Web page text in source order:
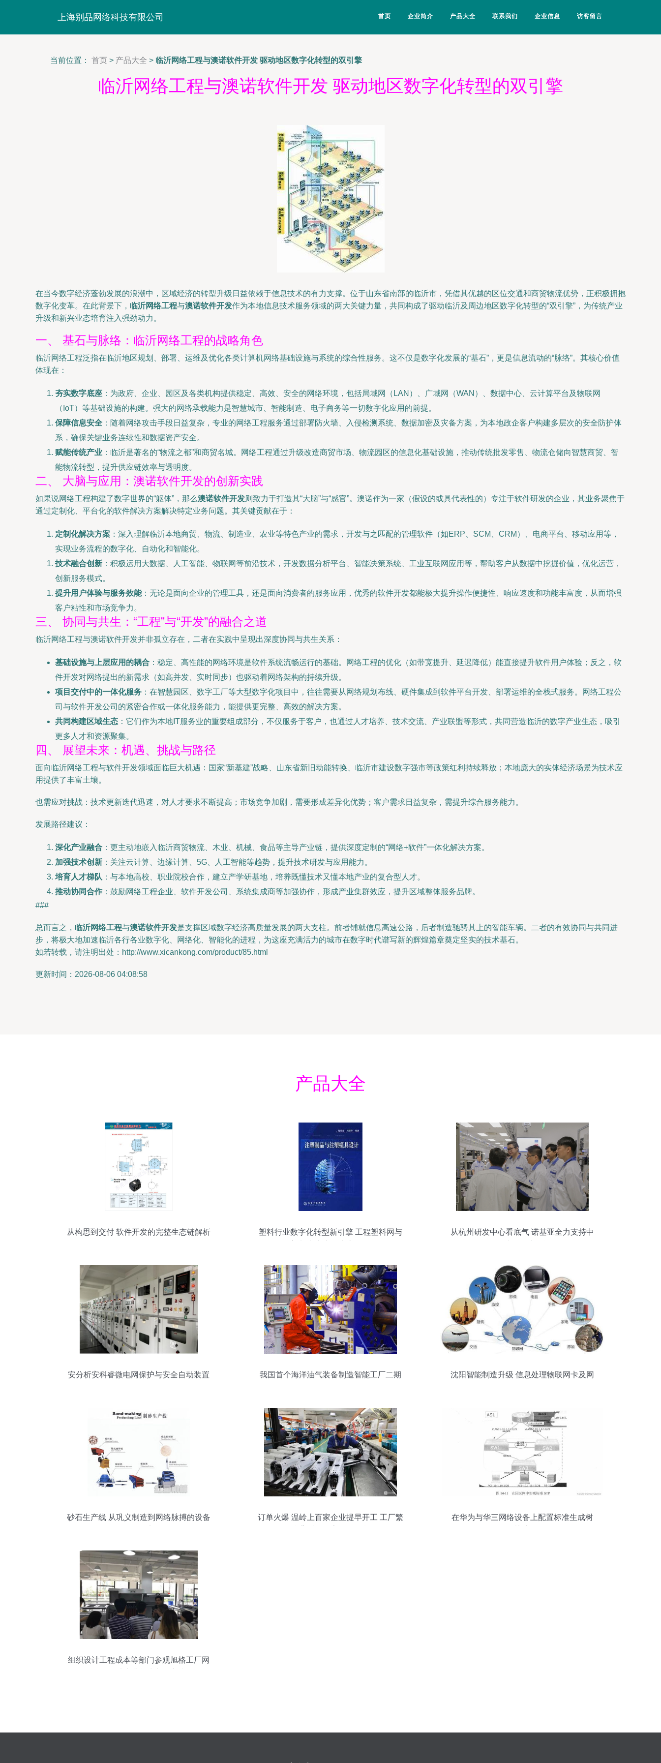
上海别品网络科技有限公司 首页 企业简介 产品大全 联系我们 企业信息 访客留言
当前位置： 首页 > 产品大全 > 临沂网络工程与澳诺软件开发 驱动地区数字化转型的双引擎
临沂网络工程与澳诺软件开发 驱动地区数字化转型的双引擎
在当今数字经济蓬勃发展的浪潮中，区域经济的转型升级日益依赖于信息技术的有力支撑。位于山东省南部的临沂市，凭借其优越的区位交通和商贸物流优势，正积极拥抱
数字化变革。在此背景下， 临沂网络工程与澳诺软件开发作为本地信息技术服务领域的两大关键力量，共同构成了驱动临沂及周边地区数字化转型的“双引擎”，为传统产业
升级和新兴业态培育注入强劲动力。
一、 基石与脉络：临沂网络工程的战略角色
临沂网络工程泛指在临沂地区规划、部署、运维及优化各类计算机网络基础设施与系统的综合性服务。这不仅是数字化发展的“基石”，更是信息流动的“脉络”。其核心价值
体现在：
夯实数字底座 ：为政府、企业、园区及各类机构提供稳定、高效、安全的网络环境，包括局域网（LAN）、广域网（WAN）、数据中心、云计算平台及物联网
（IoT）等基础设施的构建。强大的网络承载能力是智慧城市、智能制造、电子商务等一切数字化应用的前提。
保障信息安全 ：随着网络攻击手段日益复杂，专业的网络工程服务通过部署防火墙、入侵检测系统、数据加密及灾备方案，为本地政企客户构建多层次的安全防护体
系，确保关键业务连续性和数据资产安全。
赋能传统产业 ：临沂是著名的“物流之都”和商贸名城。网络工程通过升级改造商贸市场、物流园区的信息化基础设施，推动传统批发零售、物流仓储向智慧商贸、智
能物流转型，提升供应链效率与透明度。
二、 大脑与应用：澳诺软件开发的创新实践
如果说网络工程构建了数字世界的“躯体”，那么澳诺软件开发则致力于打造其“大脑”与“感官”。澳诺作为一家（假设的或具代表性的）专注于软件研发的企业，其业务聚焦于
通过定制化、平台化的软件解决方案解决特定业务问题。其关键贡献在于：
定制化解决方案 ：深入理解临沂本地商贸、物流、制造业、农业等特色产业的需求，开发与之匹配的管理软件（如ERP、SCM、CRM）、电商平台、移动应用等，
实现业务流程的数字化、自动化和智能化。
技术融合创新 ：积极运用大数据、人工智能、物联网等前沿技术，开发数据分析平台、智能决策系统、工业互联网应用等，帮助客户从数据中挖掘价值，优化运营，
创新服务模式。
提升用户体验与服务效能：无论是面向企业的管理工具，还是面向消费者的服务应用，优秀的软件开发都能极大提升操作便捷性、响应速度和功能丰富度，从而增强
客户粘性和市场竞争力。
三、 协同与共生：“工程”与“开发”的融合之道
临沂网络工程与澳诺软件开发并非孤立存在，二者在实践中呈现出深度协同与共生关系：
基础设施与上层应用的耦合 ：稳定、高性能的网络环境是软件系统流畅运行的基础。网络工程的优化（如带宽提升、延迟降低）能直接提升软件用户体验；反之，软
件开发对网络提出的新需求（如高并发、实时同步）也驱动着网络架构的持续升级。
项目交付中的一体化服务 ：在智慧园区、数字工厂等大型数字化项目中，往往需要从网络规划布线、硬件集成到软件平台开发、部署运维的全栈式服务。网络工程公
司与软件开发公司的紧密合作或一体化服务能力，能提供更完整、高效的解决方案。
共同构建区域生态 ：它们作为本地IT服务业的重要组成部分，不仅服务于客户，也通过人才培养、技术交流、产业联盟等形式，共同营造临沂的数字产业生态，吸引
更多人才和资源聚集。
四、 展望未来：机遇、挑战与路径
面向临沂网络工程与软件开发领域面临巨大机遇：国家“新基建”战略、山东省新旧动能转换、临沂市建设数字强市等政策红利持续释放；本地庞大的实体经济场景为技术应
用提供了丰富土壤。
也需应对挑战：技术更新迭代迅速，对人才要求不断提高；市场竞争加剧，需要形成差异化优势；客户需求日益复杂，需提升综合服务能力。
发展路径建议：
深化产业融合 ：更主动地嵌入临沂商贸物流、木业、机械、食品等主导产业链，提供深度定制的“网络+软件”一体化解决方案。
加强技术创新 ：关注云计算、边缘计算、5G、人工智能等趋势，提升技术研发与应用能力。
培育人才梯队 ：与本地高校、职业院校合作，建立产学研基地，培养既懂技术又懂本地产业的复合型人才。
推动协同合作：鼓励网络工程企业、软件开发公司、系统集成商等加强协作，形成产业集群效应，提升区域整体服务品牌。
###
总而言之， 临沂网络工程与澳诺软件开发是支撑区域数字经济高质量发展的两大支柱。前者铺就信息高速公路，后者制造驰骋其上的智能车辆。二者的有效协同与共同进
步，将极大地加速临沂各行各业数字化、网络化、智能化的进程，为这座充满活力的城市在数字时代谱写新的辉煌篇章奠定坚实的技术基石。
如若转载，请注明出处：http://www.xicankong.com/product/85.html
更新时间：2026-08-06 04:08:58
产品大全
从构思到交付 软件开发的完整生态链解析
塑料行业数字化转型新引擎 工程塑料网与
从杭州研发中心看底气 诺基亚全力支持中
安分析安科睿微电网保护与安全自动装置
我国首个海洋油气装备制造智能工厂二期
沈阳智能制造升级 信息处理物联网卡及网
砂石生产线 从巩义制造到网络脉搏的设备
订单火爆 温岭上百家企业提早开工 工厂繁
在华为与华三网络设备上配置标准生成树
组织设计工程成本等部门参观旭格工厂网